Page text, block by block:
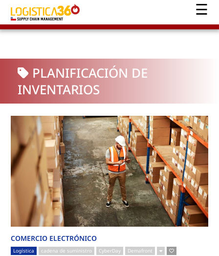
PLANIFICACIÓN DE
INVENTARIOS
COMERCIO ELECTRÓNICO
Logística cadena de suministro CyberDay Demafront